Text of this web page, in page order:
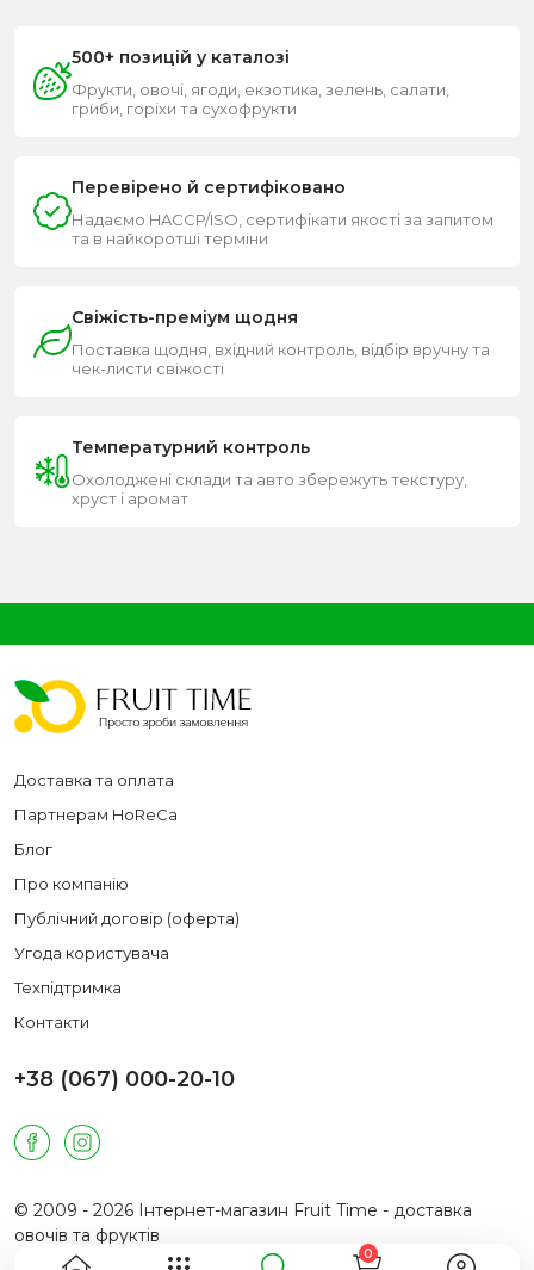
500+ позицій у каталозі
Фрукти, овочі, ягоди, екзотика, зелень, салати,
гриби, горіхи та сухофрукти
Перевірено й сертифіковано
Надаємо HACCP/ISO, сертифікати якості за запитом
та в найкоротші терміни
Свіжість-преміум щодня
Поставка щодня, вхідний контроль, відбір вручну та
чек-листи свіжості
Температурний контроль
Охолоджені склади та авто збережуть текстуру,
хруст і аромат
Доставка та оплата
Партнерам HoReCa
Блог
Про компанію
Публічний договір (оферта)
Угода користувача
Техпідтримка
Контакти
+38 (067) 000-20-10
© 2009 - 2026 Інтернет-магазин Fruit Time - доставка
овочів та фруктів
0